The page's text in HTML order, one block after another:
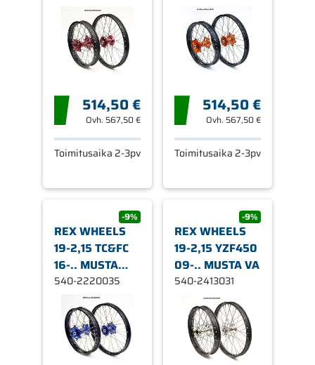
514,50 €
Ovh. 567,50 €
Toimitusaika 2-3pv
514,50 €
Ovh. 567,50 €
Toimitusaika 2-3pv
-9%
REX WHEELS
19-2,15 TC&FC
16-.. MUSTA
VAN
540-2220035
-9%
REX WHEELS
19-2,15 YZF450
09-.. MUSTA VA
540-2413031